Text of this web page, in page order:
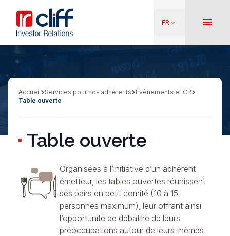
contenu
principal
Aller directement au contenu
FR keyboard_arrow_down menu
Fil
Accueil Services pour nos adhérents
Évènements et CR
Table ouverte
Table ouverte
Organisées à l’initiative d’un adhérent
émetteur, les tables ouvertes réunissent
ses pairs en petit comité (10 à 15
personnes maximum), leur offrant ainsi
l’opportunité de débattre de leurs
préoccupations autour de leurs thèmes